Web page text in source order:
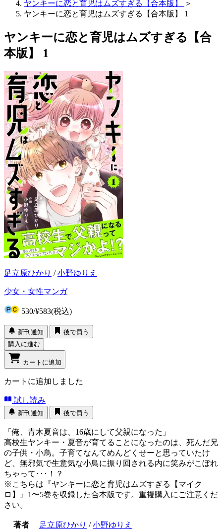
ヤンキーに恋と育児はムズすぎる【合本版】
＞
ヤンキーに恋と育児はムズすぎる【合本版】 1
ヤンキーに恋と育児はムズすぎる【合
本版】 1
足立原ひかり /小野ゆりえ
少女・女性マンガ
530/¥583(税込)
新刊通知
後で買う
購入に進む
カートに追加
カートに追加しました
試し読み
新刊通知 後で買う
「俺、青木夏音は、16歳にして父親になった」
高校生ヤンキー・夏音が育てることになったのは、死んだ兄
の子供・小鳥。子育てなんてめんどくせーと思っていたけ
ど、無邪気で生意気な小鳥に振り回される内に笑みがこぼれ
ちゃって･･･！？
※こちらは『ヤンキーに恋と育児はムズすぎる【マイク
ロ】』1〜5巻を収録した合本版です。重複購入にご注意くだ
さい。
著者 足立原ひかり /小野ゆりえ